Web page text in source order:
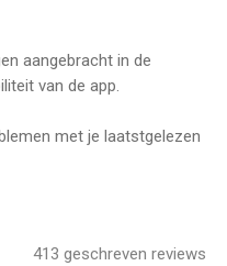
aangebracht in de
van de app.
met je laatstgelezen
413 geschreven reviews